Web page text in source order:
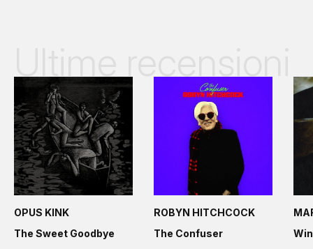
OPUS KINK
The Sweet Goodbye
ROBYN HITCHCOCK
The Confuser